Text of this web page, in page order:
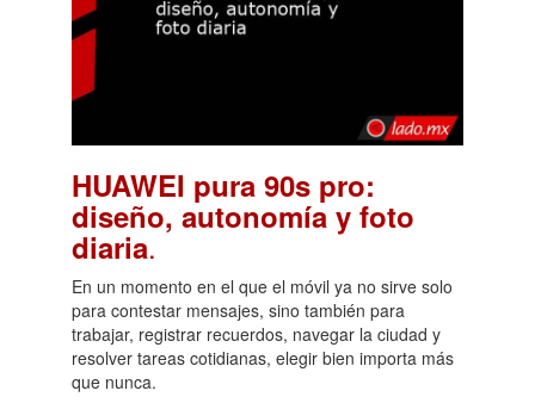
HUAWEI pura 90s pro:
diseño, autonomía y foto
diaria.
En un momento en el que el móvil ya no sirve solo
para contestar mensajes, sino también para
trabajar, registrar recuerdos, navegar la ciudad y
resolver tareas cotidianas, elegir bien importa más
que nunca.